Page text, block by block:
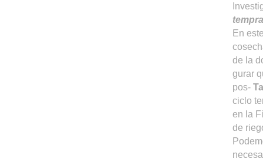
En
de la
gurar
pos-
ciclo
en la
de